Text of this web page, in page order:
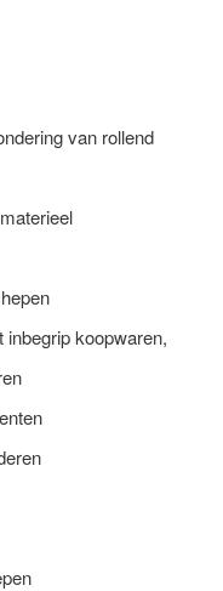
van rollend
inbegrip koopwaren,